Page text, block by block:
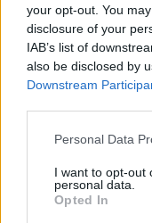
your opt-out. You
disclosure of your
IAB’s list of
also be disclosed by
Downstream
Personal Data
I want to opt-out
personal data.
Opted In
interactions entre
automédication sûre.
consultée en ligne, sans
Bien que
les recommandations
certaines situations.